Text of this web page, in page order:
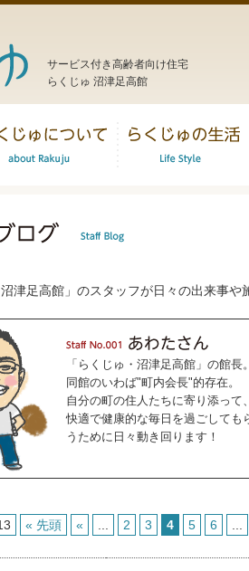
サービス付き高齢者向け住宅
らくじゅ 沼津足高館
沼津足高館」のスタッフが日々の出来事
「らくじゅ・沼津足高館」の館長
同館のいわば"町内会長"的存在。
自分の町の住人たちに寄り添って
快適で健康的な毎日を過ごしても
うために日々動き回ります！
« 先頭 « 2 3 4 5 6